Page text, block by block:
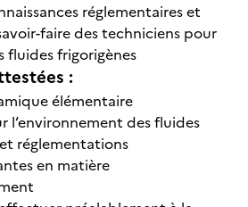
réglementaires et
faire des techniciens pour
fluides frigorigènes
:
élémentaire
l’environnement des fluides
réglementations
en matière